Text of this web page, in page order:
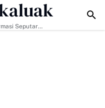
di Pasa Harau Culture &
Seputar